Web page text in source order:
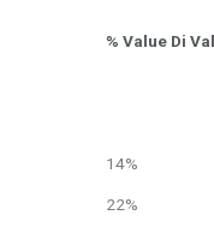
% Value Di
14%
22%